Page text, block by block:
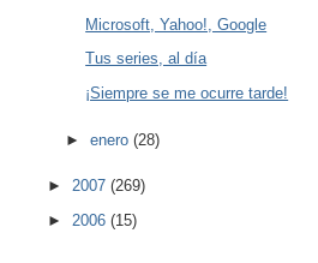
Microsoft, Yahoo!, Google
Tus series, al día
¡Siempre se me ocurre tarde!
►enero(28)
► 2007 (269)
► 2006 (15)